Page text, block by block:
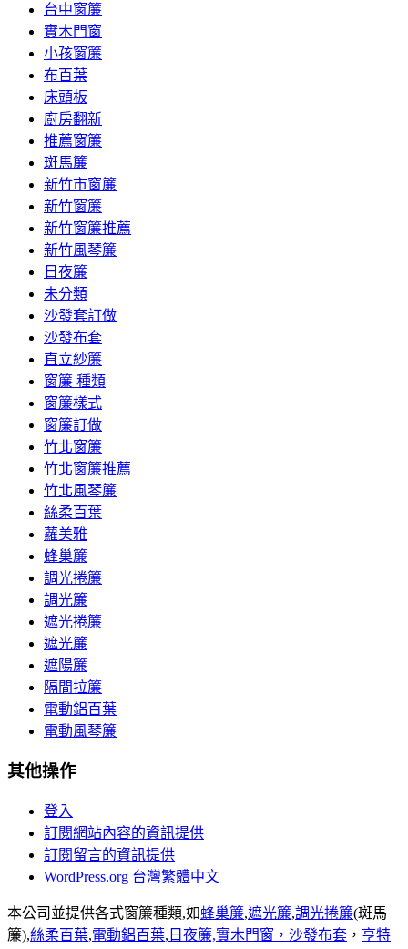
台中窗簾
實木門窗
小孩窗簾
布百葉
床頭板
廚房翻新
推薦窗簾
斑馬簾
新竹市窗簾
新竹窗簾
新竹窗簾推薦
新竹風琴簾
日夜簾
未分類
沙發套訂做
沙發布套
直立紗簾
窗簾 種類
窗簾樣式
窗簾訂做
竹北窗簾
竹北窗簾推薦
竹北風琴簾
絲柔百葉
蘿美雅
蜂巢簾
調光捲簾
調光簾
遮光捲簾
遮光簾
遮陽簾
隔間拉簾
電動鋁百葉
電動風琴簾
其他操作
登入
訂閱網站內容的資訊提供
訂閱留言的資訊提供
WordPress.org 台灣繁體中文
本公司並提供各式窗簾種類,如蜂巢簾,遮光簾,調光捲簾(斑馬
簾),絲柔百葉,電動鋁百葉, 日夜簾,實木門窗， 沙發布套 ， 亨特